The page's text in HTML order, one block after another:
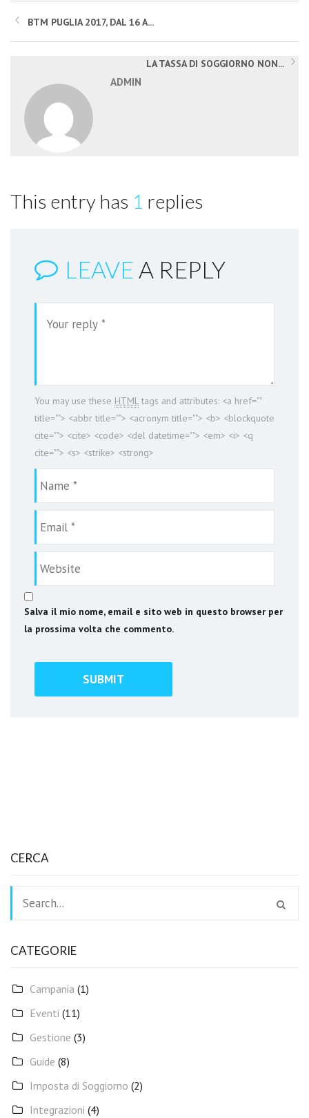
BTM PUGLIA 2017, DAL 16 A...
LA TASSA DI SOGGIORNO NON...
ADMIN
This entry has 1 replies
LEAVE A REPLY
You may use these HTMLtags and attributes: <a href=""
title=""> <abbr title=""> <acronym title=""> <b> <blockquote
cite=""> <cite> <code> <del datetime=""> <em> <i> <q
cite=""> <s> <strike> <strong>
Salva il mio nome, email e sito web in questo browser per
la prossima volta che commento.
CERCA
CATEGORIE
Campania (1)
Eventi (11)
Gestione (3)
Guide (8)
Imposta di Soggiorno (2)
Integrazioni (4)